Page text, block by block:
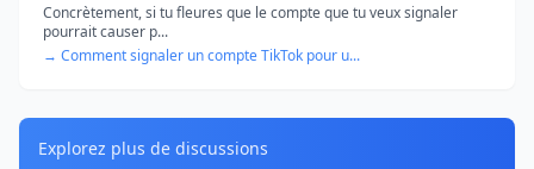
Concrètement, si tu fleures que le compte que tu veux signaler
pourrait causer p...
→ Comment signaler un compte TikTok pour u...
Explorez plus de discussions